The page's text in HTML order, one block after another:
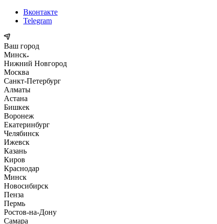
Вконтакте
Telegram
Ваш город
Минск
Нижний Новгород
Москва
Санкт-Петербург
Алматы
Астана
Бишкек
Воронеж
Екатеринбург
Челябинск
Ижевск
Казань
Киров
Краснодар
Минск
Новосибирск
Пенза
Пермь
Ростов-на-Дону
Самара